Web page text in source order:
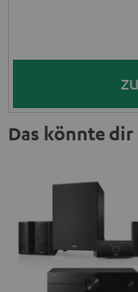
Das könnte dir